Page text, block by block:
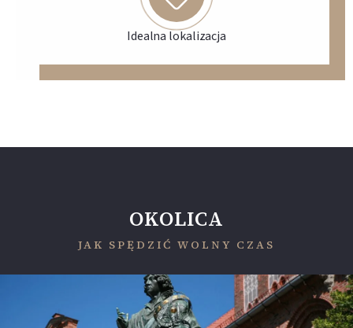
Idealna lokalizacja
OKOLICA
JAK SPĘDZIĆ WOLNY CZAS